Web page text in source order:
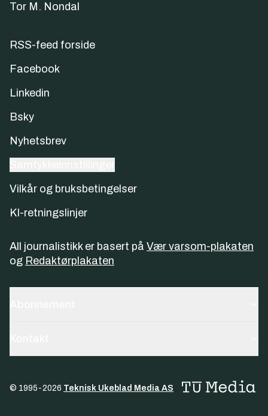
Tor M. Nondal
RSS-feed forside
Facebook
Linkedin
Bsky
Nyhetsbrev
Vilkår og bruksbetingelser
KI-retningslinjer
All journalistikk er basert på Vær varsom-plakaten
og Redaktørplakaten
© 1995-2026 Teknisk Ukeblad Media AS